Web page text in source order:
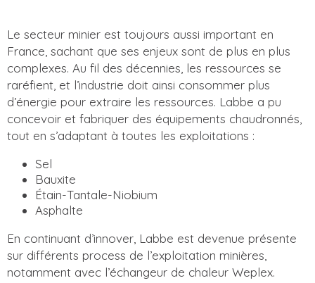
Le secteur minier est toujours aussi important en
France, sachant que ses enjeux sont de plus en plus
complexes. Au fil des décennies, les ressources se
raréfient, et l’industrie doit ainsi consommer plus
d’énergie pour extraire les ressources. Labbe a pu
concevoir et fabriquer des équipements chaudronnés,
tout en s’adaptant à toutes les exploitations :
Sel
Bauxite
Étain-Tantale-Niobium
Asphalte
En continuant d’innover, Labbe est devenue présente
sur différents process de l’exploitation minières,
notamment avec l’échangeur de chaleur Weplex.